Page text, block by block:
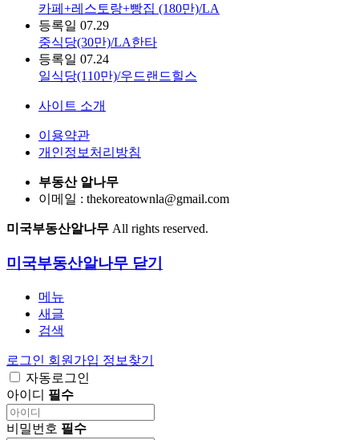
카페+레스토랑+빵집 (180만)/LA
등록일 07.29
중식당(30만)/LA한타
등록일 07.24
일식당(110만)/우드랜드힐스
사이트 소개
이용약관
개인정보처리방침
부동산 알나무
이메일 : thekoreatownla@gmail.com
미국부동산알나무 All rights reserved.
미국부동산알나무 닫기
메뉴
새글
검색
로그인 회원가입 정보찾기
자동로그인
아이디 필수
비밀번호 필수